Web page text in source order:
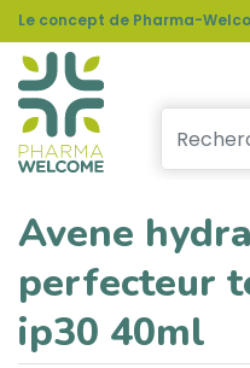
Le concept de Pharma-
Avene
perfecteur
ip30 40ml